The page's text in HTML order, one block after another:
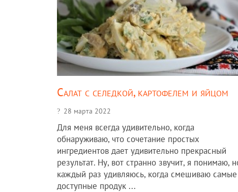
Салат с селедкой, картофелем и яйцом
28 марта 2022
Для меня всегда удивительно, когда
обнаруживаю, что сочетание простых
ингредиентов дает удивительно прекрасный
результат. Ну, вот странно звучит, я понимаю,
каждый раз удивляюсь, когда смешиваю самые
доступные продук ...